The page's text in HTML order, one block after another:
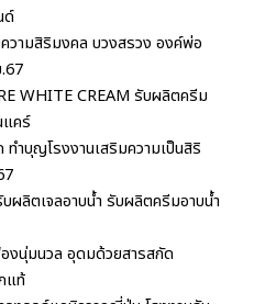
ด์
วามสิริมงคล บวงสรวง องค์พ่อ
WHITE CREAM รับผลิตครีม
แคร์
ำบุญโรงงานเสริมความเป็นสิริ
ผลิตเจลอาบน้ำ รับผลิตครีมอาบน้ำ
งนุ่มนวล อุดมด้วยสารสกัด
แท้